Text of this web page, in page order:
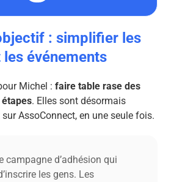
: simplifier les
événements
Michel : faire table rase des
. Elles sont désormais
AssoConnect, en une seule fois.
campagne d’adhésion qui
les gens. Les